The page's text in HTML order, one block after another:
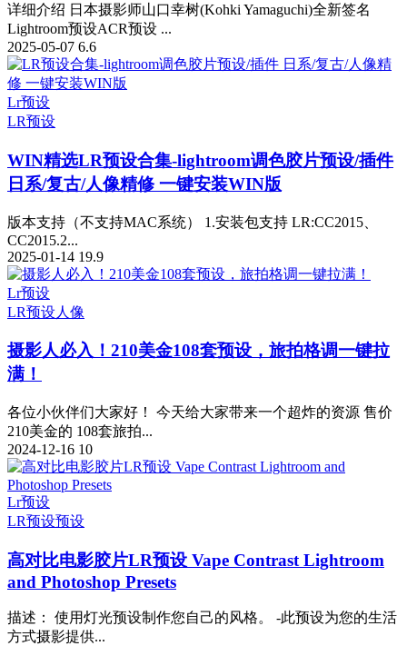
详细介绍 日本摄影师山口幸树(Kohki Yamaguchi)全新签名
Lightroom预设ACR预设 ...
2025-05-07 6.6
Lr预设
LR预设
WIN精选LR预设合集-lightroom调色胶片预设/插件
日系/复古/人像精修 一键安装WIN版
版本支持（不支持MAC系统） 1.安装包支持 LR:CC2015、
CC2015.2...
2025-01-14 19.9
Lr预设
LR预设人像
摄影人必入！210美金108套预设，旅拍格调一键拉
满！
​各位小伙伴们大家好！ 今天给大家带来一个超炸的资源 售价
210美金的 108套旅拍...
2024-12-16 10
Lr预设
LR预设预设
高对比电影胶片LR预设 Vape Contrast Lightroom
and Photoshop Presets
描述： 使用灯光预设制作您自己的风格。 -此预设为您的生活
方式摄影提供...